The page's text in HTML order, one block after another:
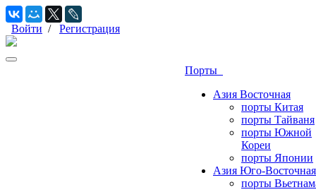
Войти / Регистрация
Порты
Азия Восточная
порты Китая
порты Тайваня
порты Южной
Кореи
порты Японии
Азия Юго-Восточная
порты